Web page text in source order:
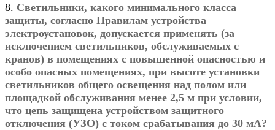
8. Светильники, какого минимального класса
защиты, согласно Правилам устройства
электроустановок, допускается применять (за
исключением светильников, обслуживаемых с
кранов) в помещениях с повышенной опасностью и
особо опасных помещениях, при высоте установки
светильников общего освещения над полом или
площадкой обслуживания менее 2,5 м при условии,
что цепь защищена устройством защитного
отключения (УЗО) с током срабатывания до 30 мА?